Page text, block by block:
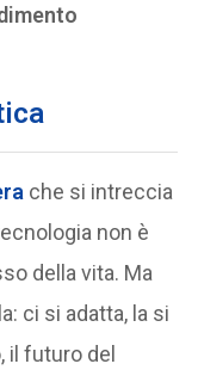
che si intreccia
non è
della vita. Ma
ci si adatta, la si
il futuro del